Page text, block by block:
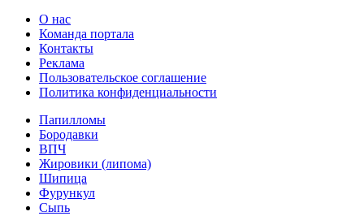
О нас
Команда портала
Контакты
Реклама
Пользовательское соглашение
Политика конфиденциальности
Папилломы
Бородавки
ВПЧ
Жировики (липома)
Шипица
Фурункул
Сыпь